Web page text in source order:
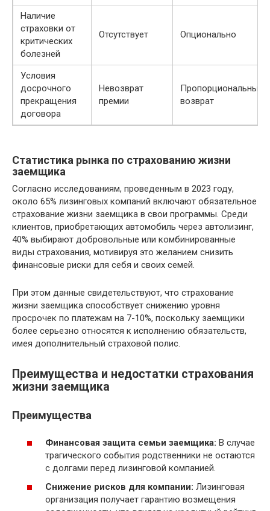
Наличие
страховки от
критических
болезней
Отсутствует Опционально
Условия
досрочного
прекращения
договора
Невозврат
премии
Пропорциональный
возврат
Статистика рынка по страхованию жизни
заемщика
Согласно исследованиям, проведенным в 2023 году,
около 65% лизинговых компаний включают обязательное
страхование жизни заемщика в свои программы. Среди
клиентов, приобретающих автомобиль через автолизинг,
40% выбирают добровольные или комбинированные
виды страхования, мотивируя это желанием снизить
финансовые риски для себя и своих семей.
При этом данные свидетельствуют, что страхование
жизни заемщика способствует снижению уровня
просрочек по платежам на 7-10%, поскольку заемщики
более серьезно относятся к исполнению обязательств,
имея дополнительный страховой полис.
Преимущества и недостатки страхования
жизни заемщика
Преимущества
Финансовая защита семьи заемщика: В случае
трагического события родственники не остаются
с долгами перед лизинговой компанией.
Снижение рисков для компании: Лизинговая
организация получает гарантию возмещения